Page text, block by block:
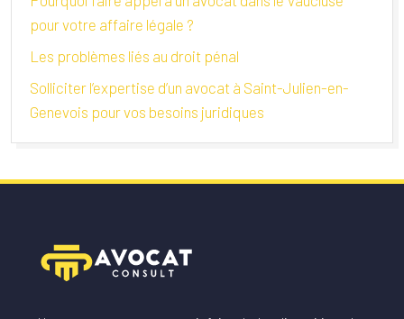
pour votre affaire légale ?
Les problèmes liés au droit pénal
Solliciter l’expertise d’un avocat à Saint-Julien-en-
Genevois pour vos besoins juridiques